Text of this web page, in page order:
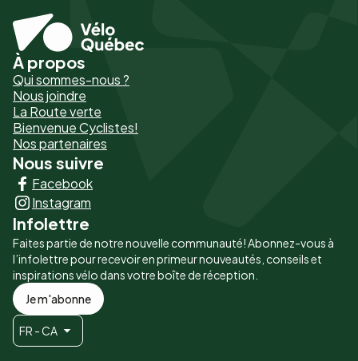
Pied
de
page
-
Liens
principaux
À propos
Qui sommes-nous ?
Nous joindre
La Route verte
Bienvenue Cyclistes!
Nos partenaires
Nous suivre
Facebook
Instagram
Infolettre
Faites partie de notre nouvelle communauté! Abonnez-vous à
l’infolettre pour recevoir en primeur nouveautés, conseils et
inspirations vélo dans votre boîte de réception.
Je m'abonne
FR - CA